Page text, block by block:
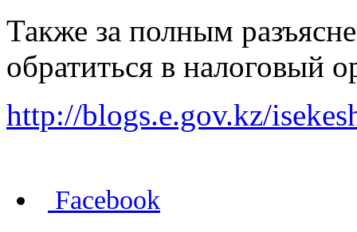
Также за полным
обратиться в налоговый
http://blogs.e.gov.kz/
Facebook